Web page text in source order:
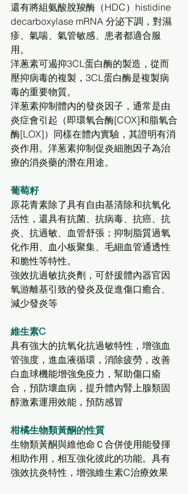
還有將組氨酸脫羧酶（HDC）histidine
decarboxylase mRNA 分泌下調，對濕
疹、氣喘、氣管敏感、患者都適合服
用。
洋蔥素可遏抑3CL蛋白酶的製造，從而
壓抑病毒的複製，3CL蛋白酶是複製病
毒的重要物質。
洋葱素抑制體內的發炎因子，通常是由
炎症會引起（即環氧合酶[COX]和脂氧合
酶[LOX]）同樣在體內實驗，其證明有消
炎作用。 洋葱素抑制促炎細胞因子為治
療的消炎藥的潛在用途。
葡萄籽
原花青素除了具有自由基清除和抗氧化
活性，還具有抗菌、抗病毒、抗癌、抗
炎、抗過敏、血管舒張；抑制脂質過氧
化作用、血小板聚集、毛細血管通透性
和脆性等特性。
強效抗過敏抗炎劑，可舒援體內器官因
氧游離基引致的發炎及促進傷口癒合、
減少發炎等
維生素C
具有強大的抗氧化抗過敏特性，增強血
管強度，進血液循環，消除疲勞，改善
白血球機能增強免疫力，幫助傷口瘉
合，預防壞血病，提升體內腎上腺類固
醇激素運用效能，預防感冒
柑橘生物類黃酮的性質
生物類黃酮與維他命Ｃ合併使用能發揮
相助作用，相互強化彼此的功能。具有
強效抗炎特性，增強維生素C治療效果